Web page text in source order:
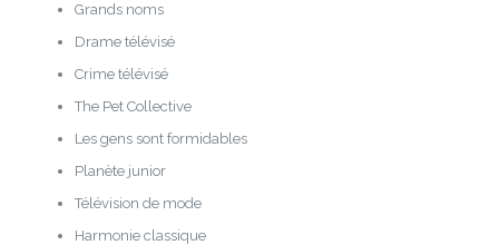
Grands noms
Drame télévisé
Crime télévisé
The Pet Collective
Les gens sont formidables
Planète junior
Télévision de mode
Harmonie classique